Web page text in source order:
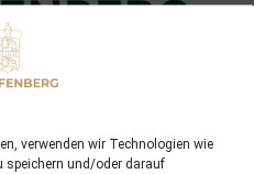
verwenden wir Technologien wie
speichern und/oder darauf